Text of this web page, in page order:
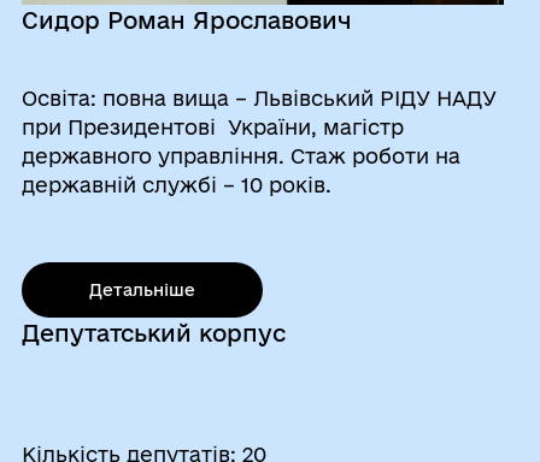
Сидор Роман Ярославович
Освіта: повна вища – Львівський РІДУ НАДУ
при Президентові України, магістр
державного управління. Стаж роботи на
державній службі – 10 років.
Детальнiше
Депутатський корпус
Кількість депутатів: 20